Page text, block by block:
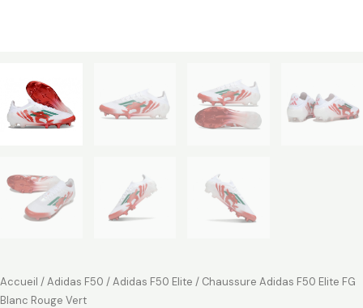
Accueil /Adidas F50 /Adidas F50 Elite / Chaussure Adidas F50 Elite FG
Blanc Rouge Vert